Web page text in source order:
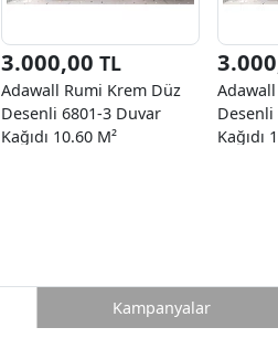
3.000,00 TL
Adawall Rumi Krem Düz
Desenli 6801-3 Duvar
Kağıdı 10.60 M²
Desenli
Kağıdı
Kampanyalar